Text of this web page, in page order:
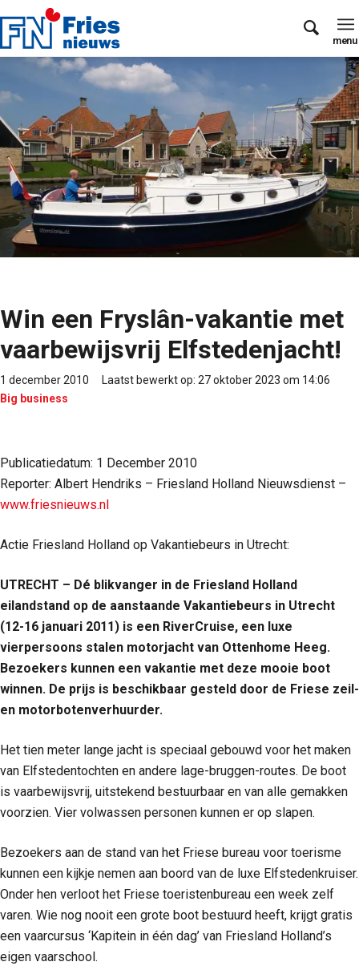
Win een Fryslân-vakantie met
vaarbewijsvrij Elfstedenjacht!
1 december 2010
Laatst bewerkt op: 27 oktober 2023 om 14:06
Big business
Publicatiedatum: 1 December 2010
Reporter: Albert Hendriks – Friesland Holland Nieuwsdienst –
www.friesnieuws.nl
Actie Friesland Holland op Vakantiebeurs in Utrecht:
UTRECHT – Dé blikvanger in de Friesland Holland
eilandstand op de aanstaande Vakantiebeurs in Utrecht
(12-16 januari 2011) is een RiverCruise, een luxe
vierpersoons stalen motorjacht van Ottenhome Heeg.
Bezoekers kunnen een vakantie met deze mooie boot
winnen. De prijs is beschikbaar gesteld door de Friese zeil-
en motorbotenverhuurder.
Het tien meter lange jacht is speciaal gebouwd voor het maken
van Elfstedentochten en andere lage-bruggen-routes. De boot
is vaarbewijsvrij, uitstekend bestuurbaar en van alle gemakken
voorzien. Vier volwassen personen kunnen er op slapen.
Bezoekers aan de stand van het Friese bureau voor toerisme
kunnen een kijkje nemen aan boord van de luxe Elfstedenkruiser.
Onder hen verloot het Friese toeristenbureau een week zelf
varen. Wie nog nooit een grote boot bestuurd heeft, krijgt gratis
een vaarcursus ‘Kapitein in één dag’ van Friesland Holland’s
eigen vaarschool.